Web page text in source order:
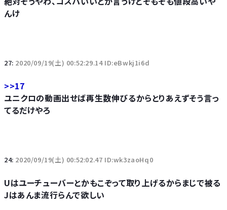
んけ
27: 2020/09/19(土) 00:52:29.14 ID:eBwkj1i6d
>>17
ユニクロの動画出せば再生数伸びるからとりあえずそう言っ
てるだけやろ
24: 2020/09/19(土) 00:52:02.47 ID:wk3zaoHq0
Uはユーチューバーとかもこぞって取り上げるからまじで被る
Jはあんま流行らんで欲しい